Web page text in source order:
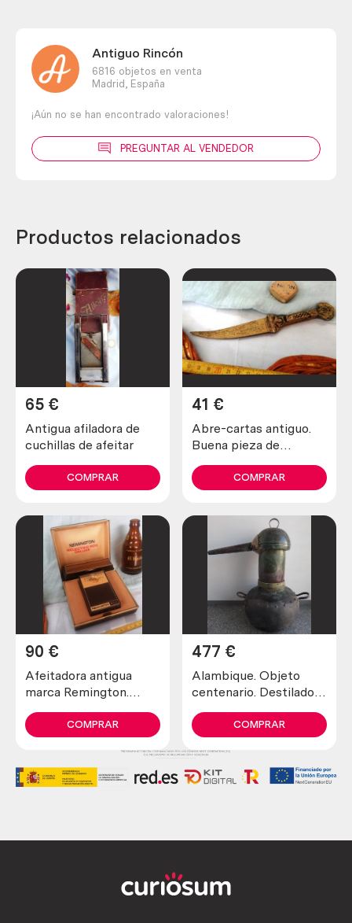
Antiguo Rincón
6816 objetos en venta
Madrid,
España
¡Aún no se han encontrado valoraciones!
PREGUNTAR AL VENDEDOR
Productos relacionados
Antigua afiladora de
cuchillas de afeitar
65 €
COMPRAR
Abre-cartas antiguo.
Buena pieza de
41 €
COMPRAR
Afeitadora antigua
marca Remington.
colección
90 €
COMPRAR
Alambique. Objeto
centenario. Destilador
cobre. 80 litros.
477 €
COMPRAR